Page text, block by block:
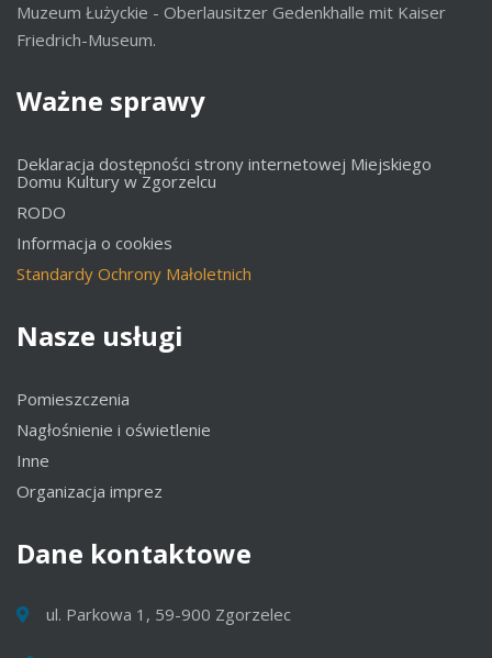
Muzeum Łużyckie - Oberlausitzer Gedenkhalle mit Kaiser
Friedrich-Museum.
Ważne sprawy
Deklaracja dostępności strony internetowej Miejskiego
Domu Kultury w Zgorzelcu
RODO
Informacja o cookies
Standardy Ochrony Małoletnich
Nasze usługi
Pomieszczenia
Nagłośnienie i oświetlenie
Inne
Organizacja imprez
Dane kontaktowe
ul. Parkowa 1, 59-900 Zgorzelec